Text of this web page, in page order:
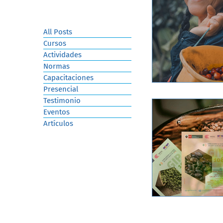
All Posts
Cursos
Actividades
Normas
Capacitaciones
Presencial
Testimonio
Eventos
Artículos